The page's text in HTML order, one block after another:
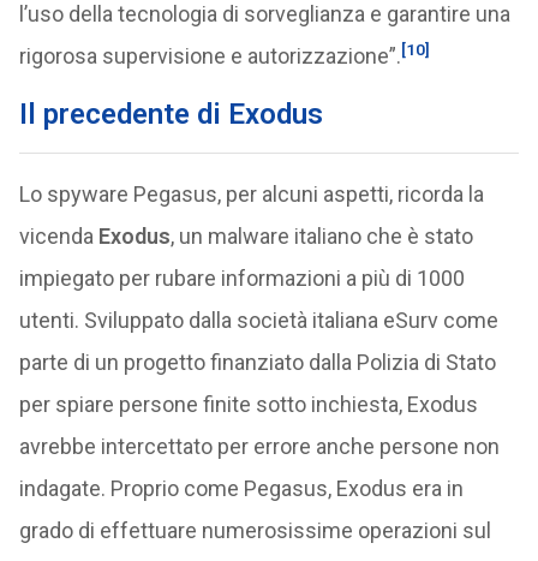
l’uso della tecnologia di sorveglianza e garantire una
rigorosa supervisione e autorizzazione”.[10]
Il precedente di Exodus
Lo spyware Pegasus, per alcuni aspetti, ricorda la
vicenda Exodus, un malware italiano che è stato
impiegato per rubare informazioni a più di 1000
utenti. Sviluppato dalla società italiana eSurv come
parte di un progetto finanziato dalla Polizia di Stato
per spiare persone finite sotto inchiesta, Exodus
avrebbe intercettato per errore anche persone non
indagate. Proprio come Pegasus, Exodus era in
grado di effettuare numerosissime operazioni sul